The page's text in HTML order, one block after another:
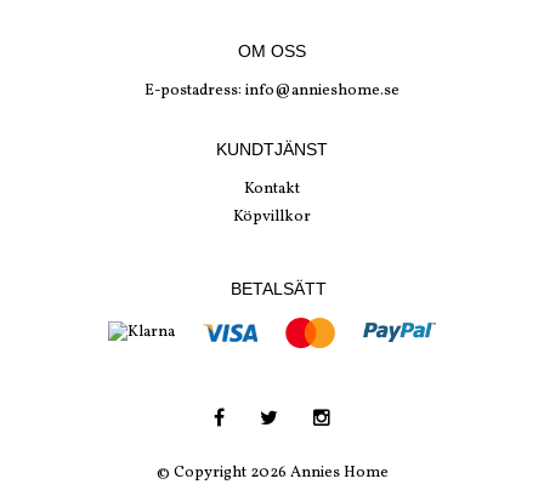
OM OSS
E-postadress: info@annieshome.se
KUNDTJÄNST
Kontakt
Köpvillkor
BETALSÄTT
© Copyright 2026 Annies Home